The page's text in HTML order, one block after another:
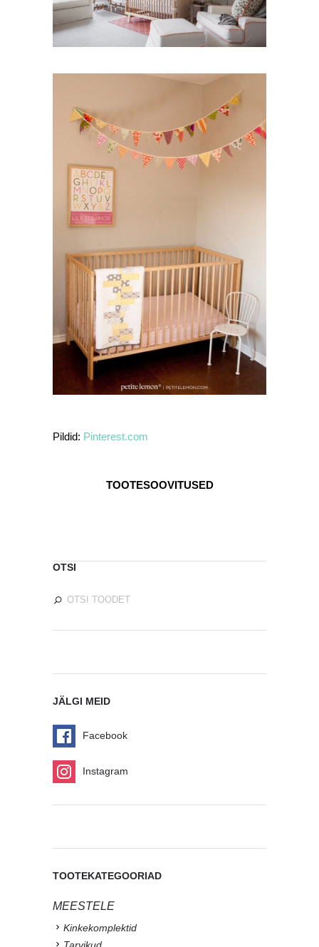
Pildid: Pinterest.com
TOOTESOOVITUSED
OTSI
JÄLGI MEID
Facebook
Instagram
TOOTEKATEGOORIAD
MEESTELE
Kinkekomplektid